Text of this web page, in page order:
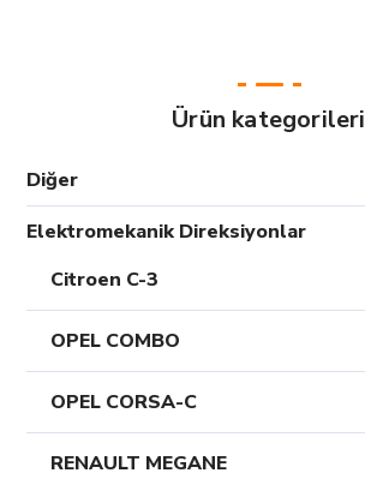
Ürün kategorileri
Diğer
Elektromekanik Direksiyonlar
Citroen C-3
OPEL COMBO
OPEL CORSA-C
RENAULT MEGANE